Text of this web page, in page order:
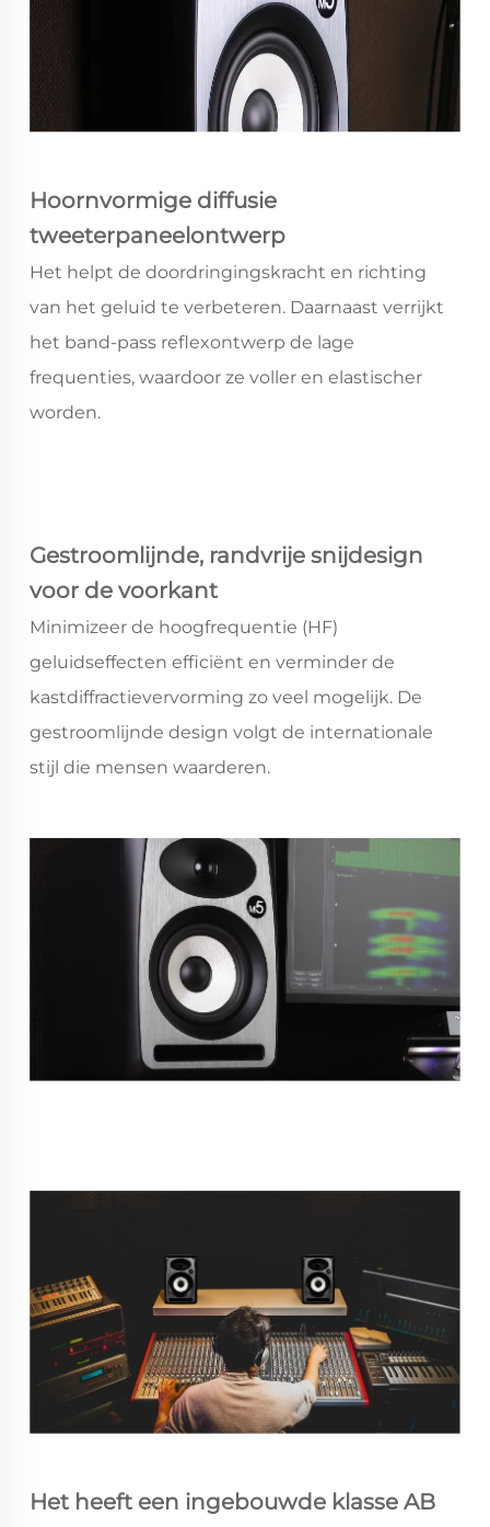
Hoornvormige diffusie
tweeterpaneelontwerp
Het helpt de doordringingskracht en richting
van het geluid te verbeteren. Daarnaast verrijkt
het band-pass reflexontwerp de lage
frequenties, waardoor ze voller en elastischer
worden.
Gestroomlijnde, randvrije snijdesign
voor de voorkant
Minimizeer de hoogfrequentie (HF)
geluidseffecten efficiënt en verminder de
kastdiffractievervorming zo veel mogelijk. De
gestroomlijnde design volgt de internationale
stijl die mensen waarderen.
Het heeft een ingebouwde klasse AB